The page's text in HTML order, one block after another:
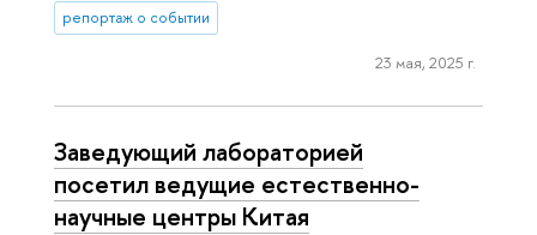
репортаж о событии
23 мая, 2025 г.
Заведующий лабораторией
посетил ведущие естественно-
научные центры Китая